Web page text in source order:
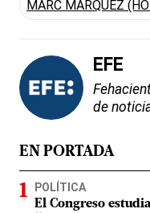
MARC MÁRQUEZ
EFE
de
EN PORTADA
POLÍTICA
El Congreso